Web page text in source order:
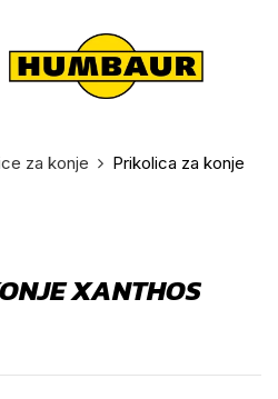
za konje
Prikolica za konje
XANTHOS